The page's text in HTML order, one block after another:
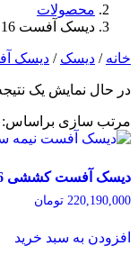
محصولات
دیسک آفست 16 پره 24 اینچ تیپ یک
خانه / دیسک / دیسک
در حال نمایش یک
مرتب سازی براساس:
دیسک آفست کششی 16 پره 24 اینچ مدل 70-DSN- TOD
220,190,000 تومان
افزودن به سبد خرید